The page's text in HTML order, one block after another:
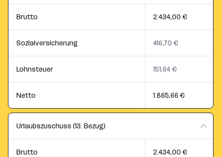
Brutto 2.434,00 €
Sozialversicherung 416,70 €
Lohnsteuer 151,64 €
Netto 1.865,66 €
Urlaubszuschuss (13. Bezug)
Brutto 2.434,00 €